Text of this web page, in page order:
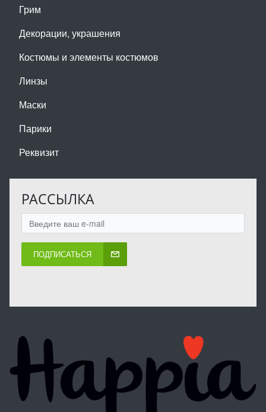
Грим
Декорации, украшения
Костюмы и элементы костюмов
Линзы
Маски
Парики
Реквизит
РАССЫЛКА
ПОДПИСАТЬСЯ